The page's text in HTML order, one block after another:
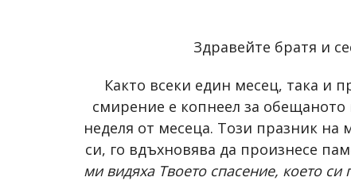
Здравейте братя и
Както всеки един месец, така и
смирение е копнеел за обещаното
неделя от месеца. Този празник на
си, го вдъхновява да произнесе
ми видяха Твоето спасение, което